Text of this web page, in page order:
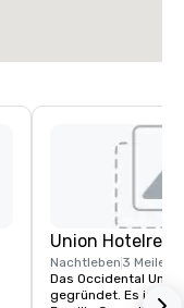
Union
Nachtleben 3 Meilen
Das Occidental
gegründet. Es ist